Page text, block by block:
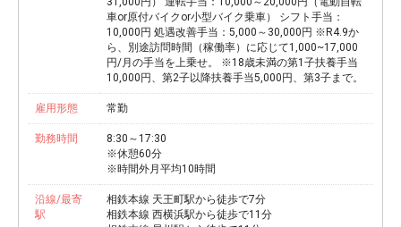
車or原付バイクor小型バイク乗車） シフト手当：
10,000円 処遇改善手当：5,000～30,000円 ※R4.9か
ら、別途訪問時間（稼働率）に応じて1,000~17,000
円/月の手当を上乗せ。 ※18歳未満の第1子扶養手当
10,000円、第2子以降扶養手当5,000円、第3子まで。
雇用形態 常勤
勤務時間
8:30～17:30
※休憩60分
※時間外月平均10時間
沿線/最寄
駅
相鉄本線 天王町駅から徒歩で7分
相鉄本線 西横浜駅から徒歩で11分